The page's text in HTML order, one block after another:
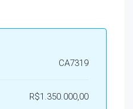
CA7319
R$1.350.000,00